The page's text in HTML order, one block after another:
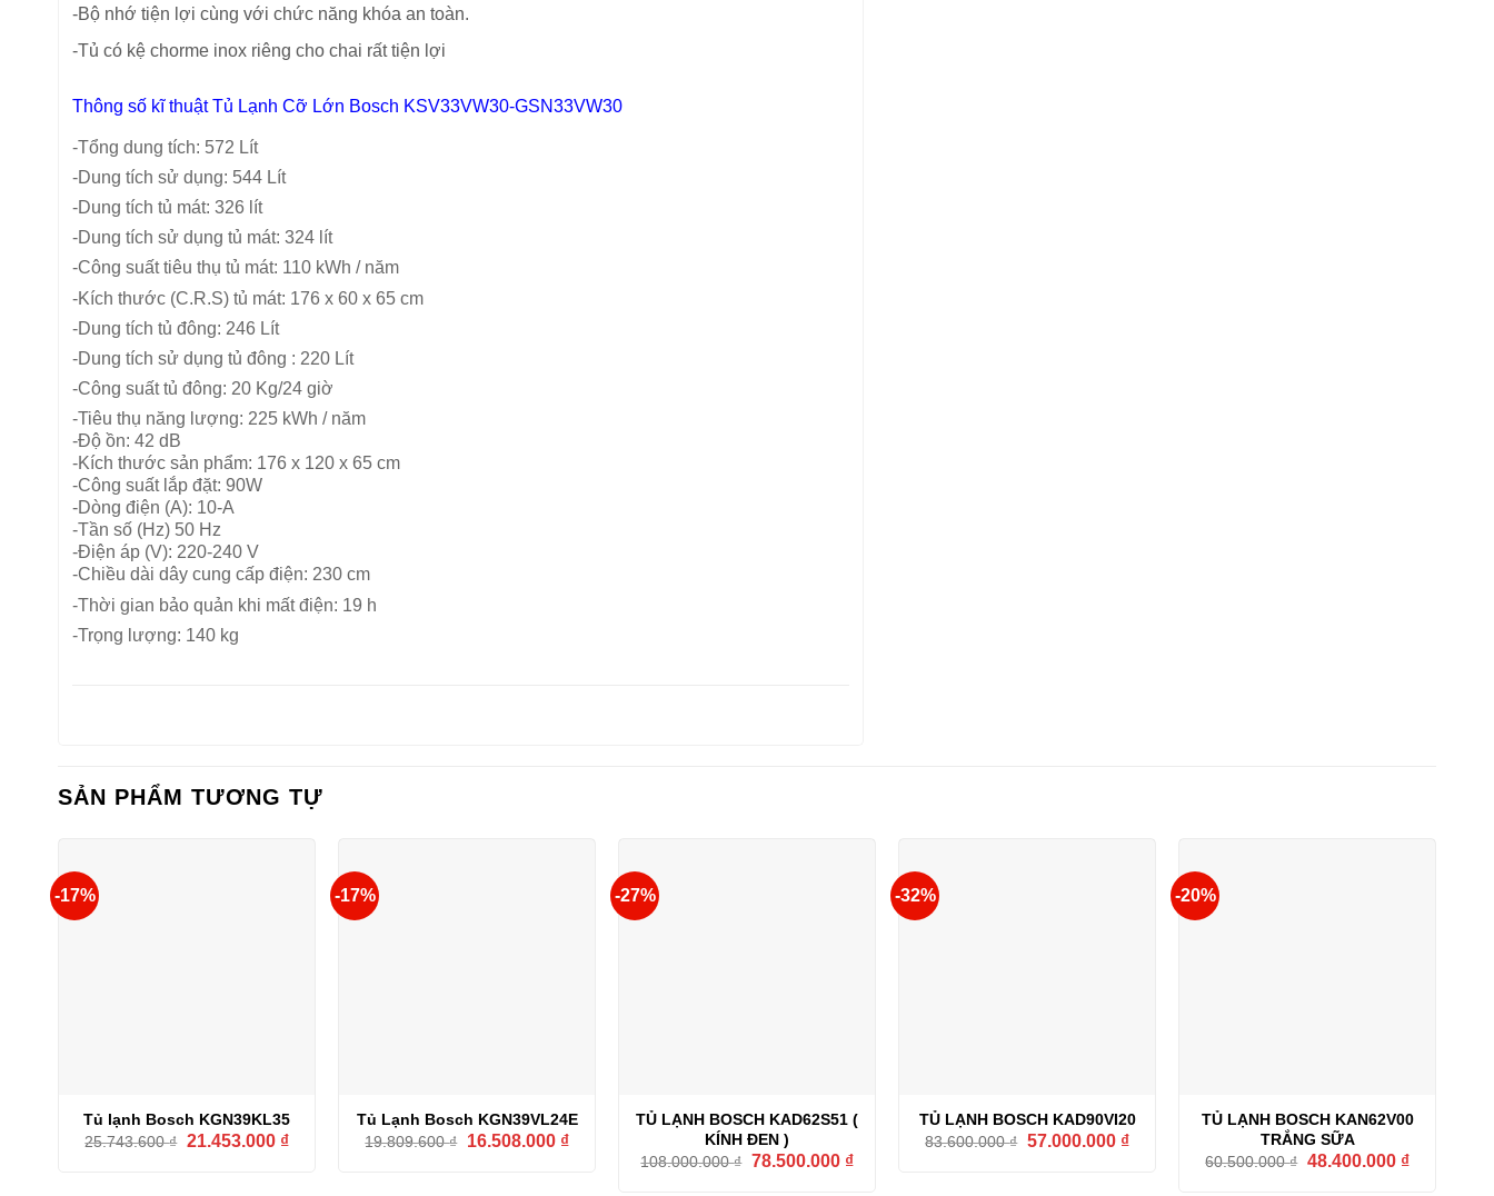
-Bộ nhớ tiện lợi cùng với chức năng khóa an toàn.
-Tủ có kệ chorme inox riêng cho chai rất tiện lợi
Thông số kĩ thuật Tủ Lạnh Cỡ Lớn Bosch KSV33VW30-GSN33VW30
-Tổng dung tích: 572 Lít
-Dung tích sử dụng: 544 Lít
-Dung tích tủ mát: 326 lít
-Dung tích sử dụng tủ mát: 324 lít
-Công suất tiêu thụ tủ mát: 110 kWh / năm
-Kích thước (C.R.S) tủ mát: 176 x 60 x 65 cm
-Dung tích tủ đông: 246 Lít
-Dung tích sử dụng tủ đông : 220 Lít
-Công suất tủ đông: 20 Kg/24 giờ
-Tiêu thụ năng lượng: 225 kWh / năm
-Độ ồn: 42 dB
-Kích thước sản phẩm: 176 x 120 x 65 cm
-Công suất lắp đặt: 90W
-Dòng điện (A): 10-A
-Tần số (Hz) 50 Hz
-Điện áp (V): 220-240 V
-Chiều dài dây cung cấp điện: 230 cm
-Thời gian bảo quản khi mất điện: 19 h
-Trọng lượng: 140 kg
SẢN PHẨM TƯƠNG TỰ
-17%
Tủ lạnh Bosch KGN39KL35
25.743.600₫ Giá
21.453.000 ₫Giá
-17%
Tủ Lạnh Bosch KGN39VL24E
19.809.600₫
Giá
16.508.000 ₫Giá
-27%
TỦ LẠNH BOSCH KAD62S51 (
KÍNH ĐEN )
108.000.000₫ Giá
78.500.000 ₫Giá
-32%
TỦ LẠNH BOSCH KAD90VI20
83.600.000₫ Giá
57.000.000 ₫Giá
-20%
TỦ LẠNH BOSCH KAN62V00
TRẮNG SỮA
60.500.000₫ Giá
48.400.000 ₫Giá